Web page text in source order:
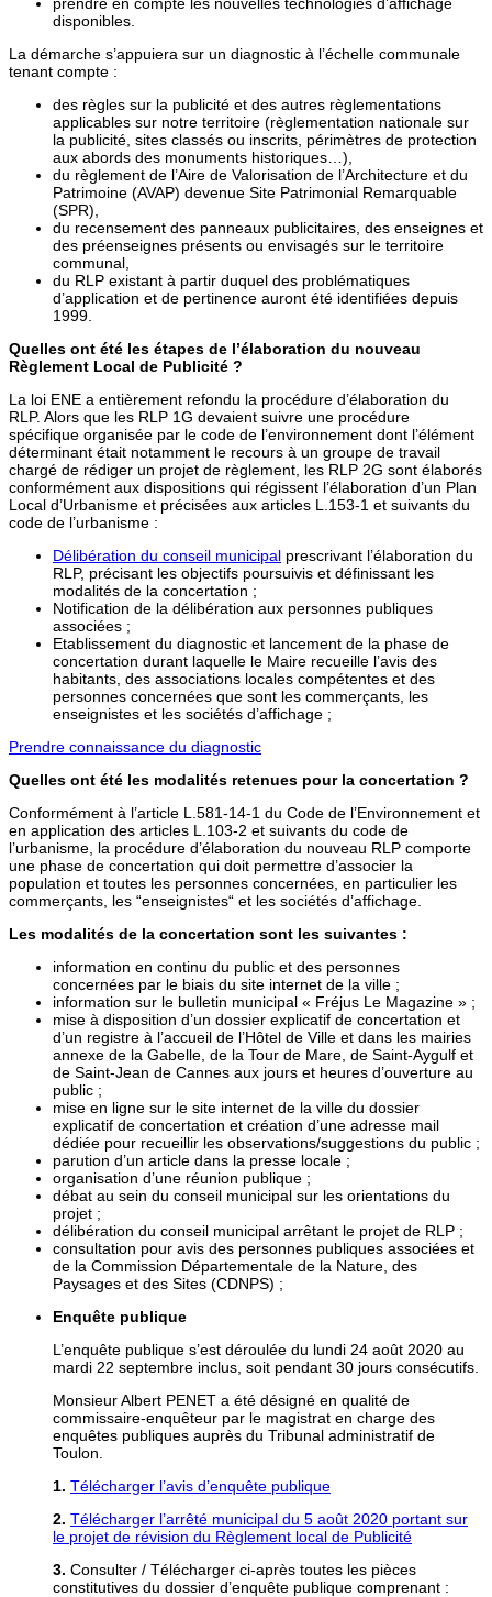
disponibles.
La démarche s’appuiera sur un diagnostic à l’échelle communale
tenant compte :
des règles sur la publicité et des autres règlementations
applicables sur notre territoire (règlementation nationale sur
la publicité, sites classés ou inscrits, périmètres de protection
aux abords des monuments historiques…),
du règlement de l’Aire de Valorisation de l’Architecture et du
Patrimoine (AVAP) devenue Site Patrimonial Remarquable
(SPR),
du recensement des panneaux publicitaires, des enseignes et
des préenseignes présents ou envisagés sur le territoire
communal,
du RLP existant à partir duquel des problématiques
d’application et de pertinence auront été identifiées depuis
1999.
Quelles ont été les étapes de l’élaboration du nouveau
Règlement Local de Publicité ?
La loi ENE a entièrement refondu la procédure d’élaboration du
RLP. Alors que les RLP 1G devaient suivre une procédure
spécifique organisée par le code de l’environnement dont l’élément
déterminant était notamment le recours à un groupe de travail
chargé de rédiger un projet de règlement, les RLP 2G sont élaborés
conformément aux dispositions qui régissent l’élaboration d’un Plan
Local d’Urbanisme et précisées aux articles L.153-1 et suivants du
code de l’urbanisme :
Délibération du conseil municipal prescrivant l’élaboration du
RLP, précisant les objectifs poursuivis et définissant les
modalités de la concertation ;
Notification de la délibération aux personnes publiques
associées ;
Etablissement du diagnostic et lancement de la phase de
concertation durant laquelle le Maire recueille l’avis des
habitants, des associations locales compétentes et des
personnes concernées que sont les commerçants, les
enseignistes et les sociétés d’affichage ;
Prendre connaissance du diagnostic
Quelles ont été les modalités retenues pour la concertation ?
Conformément à l’article L.581-14-1 du Code de l’Environnement et
en application des articles L.103-2 et suivants du code de
l’urbanisme, la procédure d’élaboration du nouveau RLP comporte
une phase de concertation qui doit permettre d’associer la
population et toutes les personnes concernées, en particulier les
commerçants, les “enseignistes“ et les sociétés d’affichage.
Les modalités de la concertation sont les suivantes :
information en continu du public et des personnes
concernées par le biais du site internet de la ville ;
information sur le bulletin municipal « Fréjus Le Magazine » ;
mise à disposition d’un dossier explicatif de concertation et
d’un registre à l’accueil de l’Hôtel de Ville et dans les mairies
annexe de la Gabelle, de la Tour de Mare, de Saint-Aygulf et
de Saint-Jean de Cannes aux jours et heures d’ouverture au
public ;
mise en ligne sur le site internet de la ville du dossier
explicatif de concertation et création d’une adresse mail
dédiée pour recueillir les observations/suggestions du public ;
parution d’un article dans la presse locale ;
organisation d’une réunion publique ;
débat au sein du conseil municipal sur les orientations du
projet ;
délibération du conseil municipal arrêtant le projet de RLP ;
consultation pour avis des personnes publiques associées et
de la Commission Départementale de la Nature, des
Paysages et des Sites (CDNPS) ;
Enquête publique
L’enquête publique s’est déroulée du lundi 24 août 2020 au
mardi 22 septembre inclus, soit pendant 30 jours consécutifs.
Monsieur Albert PENET a été désigné en qualité de
commissaire-enquêteur par le magistrat en charge des
enquêtes publiques auprès du Tribunal administratif de
Toulon.
1. Télécharger l’avis d’enquête publique
2. Télécharger l’arrêté municipal du 5 août 2020 portant sur
le projet de révision du Règlement local de Publicité
3. Consulter / Télécharger ci-après toutes les pièces
constitutives du dossier d’enquête publique comprenant :